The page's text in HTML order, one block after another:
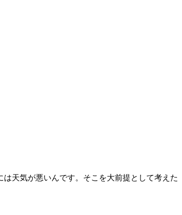
天気が悪いんです。そこを大前提として考えた